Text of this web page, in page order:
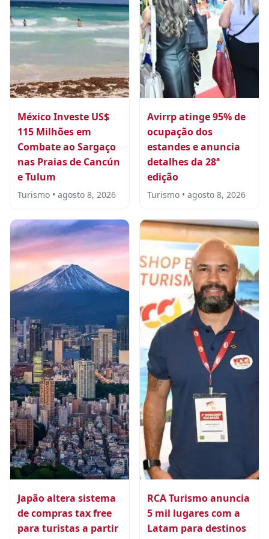
México Investe US$
115 Milhões em
Combate ao Sargaço
nas Praias de Cancún
e Tulum
Turismo • agosto 8, 2026
Avirrp atinge 95% de
ocupação dos
estandes e anuncia
detalhes da 28ª
edição
Turismo • agosto 8, 2026
Japão altera sistema
de compras tax free
para turistas a partir
RCA Turismo anuncia
5 mil lugares com a
Latam para destinos